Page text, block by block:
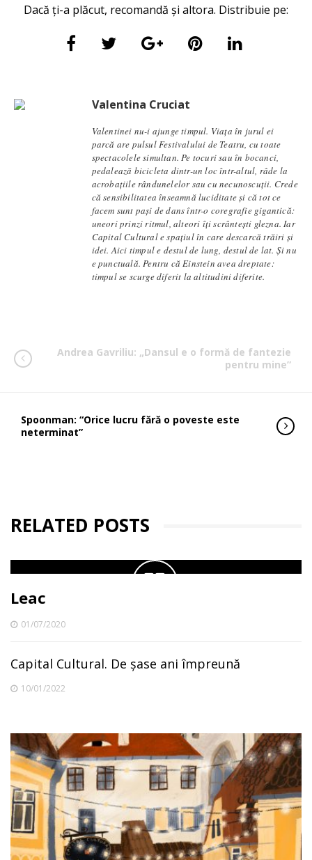
Dacă ți-a plăcut, recomandă și altora. Distribuie pe:
Valentina Cruciat
Valentinei nu-i ajunge timpul. Viața în jurul ei
parcă are pulsul Festivalului de Teatru, cu toate
spectacolele simultan. Pe tocuri sau în bocanci,
pedalează bicicleta dintr-un loc într-altul, râde la
acrobațiile rândunelelor sau cu necunoscuții. Crede
că sensibilitatea înseamnă luciditate și că tot ce
facem sunt pași de dans într-o coregrafie gigantică:
uneori prinzi ritmul, alteori îți scrântești glezna. Iar
Capital Cultural e spațiul în care descarcă trăiri și
idei. Aici timpul e destul de lung, destul de lat. Și nu
e punctuală. Pentru că Einstein avea dreptate:
timpul se scurge diferit la altitudini diferite.
Andrea Gavriliu: „Dansul e o formă de fantezie
pentru mine”
Spoonman: “Orice lucru fără o poveste este
neterminat”
RELATED POSTS
Leac
01/07/2020
Capital Cultural. De șase ani împreună
10/01/2022